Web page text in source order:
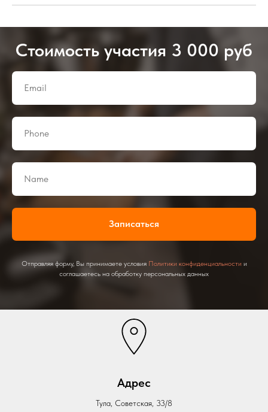
Стоимость участия 3 000 руб
Записаться
Отправляя форму, Вы принимаете условия Политики конфиденциальности и
соглашаетесь на обработку персональных данных
Адрес
Тула, Советская, 33/8